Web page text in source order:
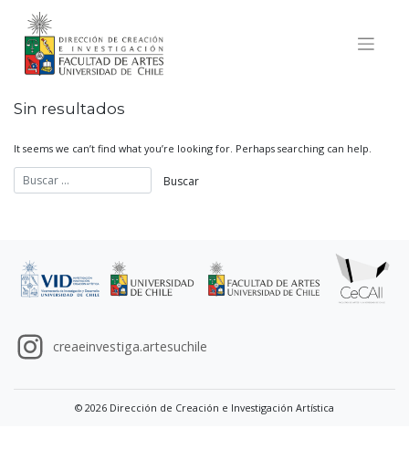
content
Sin resultados
It seems we can’t find what you’re looking for. Perhaps searching can help.
creaeinvestiga.artesuchile
© 2026 Dirección de Creación e Investigación Artística